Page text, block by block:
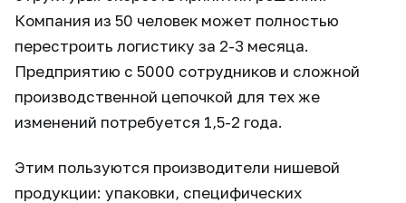
Компания из 50 человек может полностью
перестроить логистику за 2-3 месяца.
Предприятию с 5000 сотрудников и сложной
производственной цепочкой для тех же
изменений потребуется 1,5-2 года.
Этим пользуются производители нишевой
продукции: упаковки, специфических